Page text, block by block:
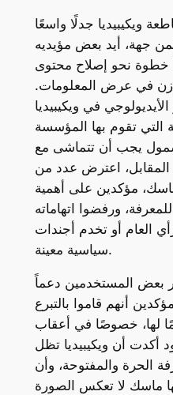
ويكيبيديا جدلًا واسعًا
جهة، أيد بعض مؤيديه
خطوة نحو إصلاح محتوى
في عرض المعلومات.
في ويكيبيديا
التي تقوم بها المؤسسة
يجب أن تتماشى مع
اعترض عدد من
مؤكدين على أهمية
ورفضوا اتهاماته
العام أو تخدم أجندات
سياسية معينة.
بعض المستخدمين دعماً
أنهم قاموا بالتبرع
لها، خصوصًا في أعقاب
أكدت أن ويكيبيديا تظل
الحرة والمفتوحة، وأن
ماسك لا تعكس الصورة